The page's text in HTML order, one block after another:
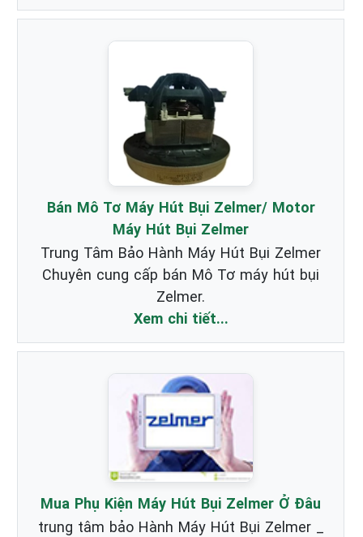
Bán Mô Tơ Máy Hút Bụi Zelmer/ Motor
Máy Hút Bụi Zelmer
Trung Tâm Bảo Hành Máy Hút Bụi Zelmer
Chuyên cung cấp bán Mô Tơ máy hút bụi
Zelmer.
Xem chi tiết...
Mua Phụ Kiện Máy Hút Bụi Zelmer Ở Đâu
trung tâm bảo Hành Máy Hút Bụi Zelmer _